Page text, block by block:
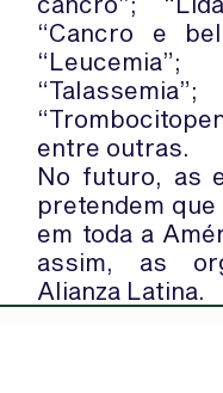
“Cancro e
entre outras.
No futuro, as
pretendem
em toda a
assim, as
Alianza Latina.